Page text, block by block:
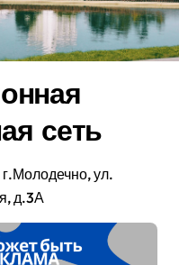
сеть
ул.
д.3А